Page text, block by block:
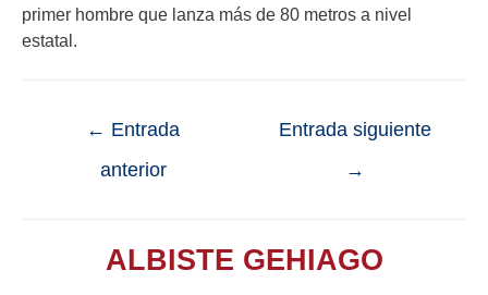
primer hombre que lanza más de 80 metros a nivel
estatal.
← Entrada
anterior
Entrada siguiente
→
ALBISTE GEHIAGO